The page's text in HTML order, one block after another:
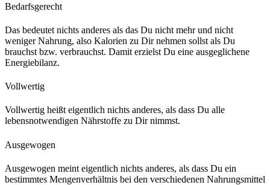
Bedarfsgerecht
Das bedeutet nichts anderes als das Du nicht mehr und nicht
weniger Nahrung, also Kalorien zu Dir nehmen sollst als Du
brauchst bzw. verbrauchst. Damit erzielst Du eine ausgeglichene
Energiebilanz.
Vollwertig
Vollwertig heißt eigentlich nichts anderes, als dass Du alle
lebensnotwendigen Nährstoffe zu Dir nimmst.
Ausgewogen
Ausgewogen meint eigentlich nichts anderes, als dass Du ein
bestimmtes Mengenverhältnis bei den verschiedenen Nahrungsmittel